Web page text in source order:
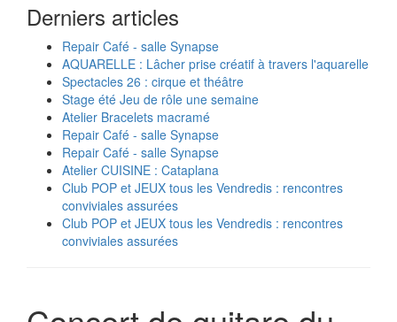
Derniers articles
Repair Café - salle Synapse
AQUARELLE : Lâcher prise créatif à travers l'aquarelle
Spectacles 26 : cirque et théâtre
Stage été Jeu de rôle une semaine
Atelier Bracelets macramé
Repair Café - salle Synapse
Repair Café - salle Synapse
Atelier CUISINE : Cataplana
Club POP et JEUX tous les Vendredis : rencontres
conviviales assurées
Club POP et JEUX tous les Vendredis : rencontres
conviviales assurées